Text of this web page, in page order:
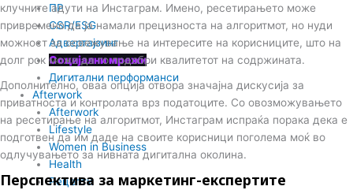
ПР
CSR/ESG
Адвертајзинг
Социјални мрежи
Дигитални перформанси
Afterwork
Afterwork
Lifestyle
Women in Business
Health
Рецепти
клучните адути на Инстаграм. Имено, ресетирањето може
привремено да ја намали прецизноста на алгоритмот, но нуди
можност за освежување на интересите на корисниците, што на
долг рок може да го подобри квалитетот на содржината.
Дополнително, оваа опција отвора значајна дискусија за
приватноста и контролата врз податоците. Со овозможувањето
на ресетирање на алгоритмот, Инстаграм испраќа порака дека е
подготвен да им даде на своите корисници поголема моќ во
одлучувањето за нивната дигитална околина.
Перспектива за маркетинг-експертите